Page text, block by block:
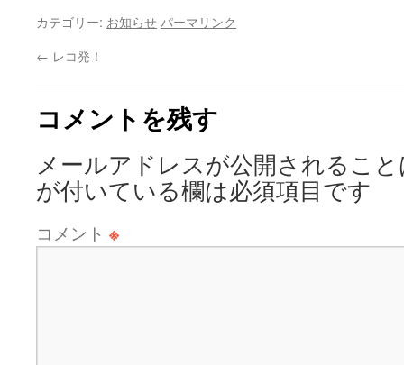
カテゴリー: お知らせ パーマリンク
← レコ発！
コメントを残す
メールアドレスが公開されるこ
が付いている欄は必須項目です
コメント ※